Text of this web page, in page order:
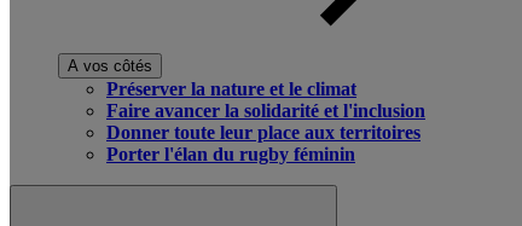
A vos côtés
Préserver la nature et le climat
Faire avancer la solidarité et l'inclusion
Donner toute leur place aux territoires
Porter l'élan du rugby féminin